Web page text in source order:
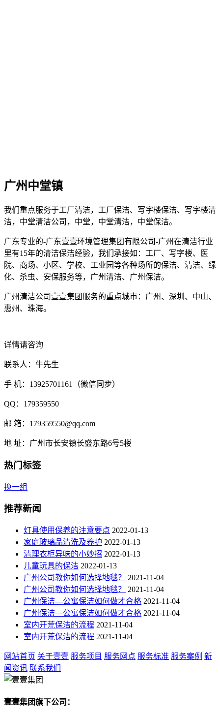
广州中堂镇
我们重点服务于工厂清洁，工厂保洁、写字楼保洁、写字楼清
洁，中堂清洁公司，中堂，中堂清洁，中堂保洁。
广东专业的-广东壹壹环境管理集团有限公司-广州在清洁行业
里有15年的清洁保洁经验，我们承接如：工厂、写字楼、医
院、商场、小区、学校、工业园等各种场所的保洁、清洁、绿
化、杀虫、安保服务等，广州清洁、广州保洁。
广州清洁公司壹壹集团服务的重点城市：广州、深圳、中山、
惠州、珠海。
详情请咨询
联系人：牛先生
手 机：13925701161（微信同步）
QQ：179359550
邮 箱：179359550@qq.com
地 址：广州市长安镇长盛东路6号5楼
热门标签
换一组
推荐新闻
灯具使用保养的注意要点 2022-01-13
家庭玻璃品清洗及养护 2022-01-13
清理衣柜异味的小妙招 2022-01-13
儿童玩具的保洁 2022-01-13
广州公司教你如何选择地毯？
2021-11-04
广州公司教你如何选择地毯？
2021-11-04
广州保洁—公寓保洁如何做才合格 2021-11-04
广州保洁—公寓保洁如何做才合格 2021-11-04
室内开荒保洁的流程 2021-11-04
室内开荒保洁的流程 2021-11-04
网站首页 关于壹壹 服务项目 服务网点 服务标准 服务案例 新
闻资讯 联系我们
壹壹集团旗下公司：